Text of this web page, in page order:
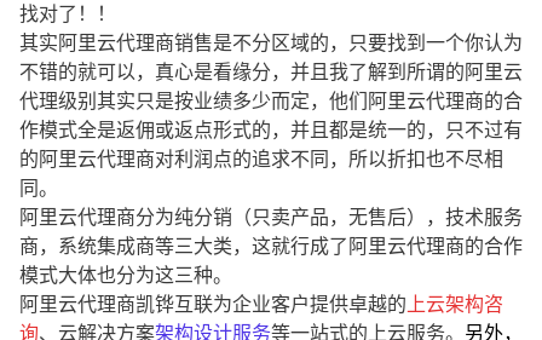
找对了！！
其实阿里云代理商销售是不分区域的，只要找到一个你认为
不错的就可以，真心是看缘分，并且我了解到所谓的阿里云
代理级别其实只是按业绩多少而定，他们阿里云代理商的合
作模式全是返佣或返点形式的，并且都是统一的，只不过有
的阿里云代理商对利润点的追求不同，所以折扣也不尽相
同。
阿里云代理商分为纯分销（只卖产品，无售后），技术服务
商，系统集成商等三大类，这就行成了阿里云代理商的合作
模式大体也分为这三种。
阿里云代理商凯铧互联为企业客户提供卓越的 上云架构咨
询、云解决方案架构设计服务等一站式的上云服务。 另外，